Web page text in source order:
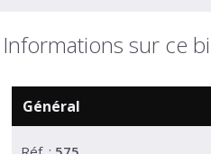
Informations sur ce
Général